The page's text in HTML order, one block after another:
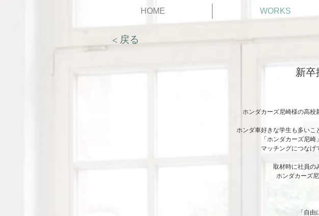
HOME WORKS
< 戻る
新卒
ホンダカーズ尼崎様の高校
ホンダ車好きな学生も多いこ
「ホンダカーズ尼
マッチングにつなげ
取材時に社員の
ホンダカーズ
「自